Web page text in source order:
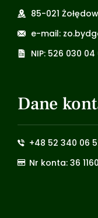
85-021
e-mail:
NIP: 526 030 04
Dane
+48 52 340 06
Nr konta: 36